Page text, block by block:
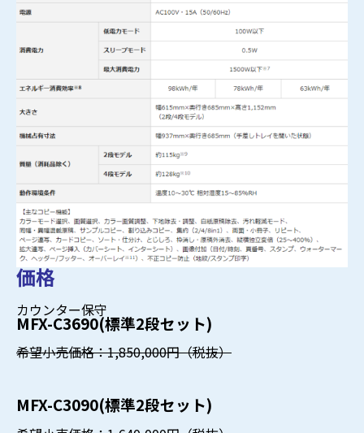
価格
カウンター保守
MFX-C3690(標準2段セット)
希望小売価格：1,850,000円（税抜）
MFX-C3090(標準2段セット)